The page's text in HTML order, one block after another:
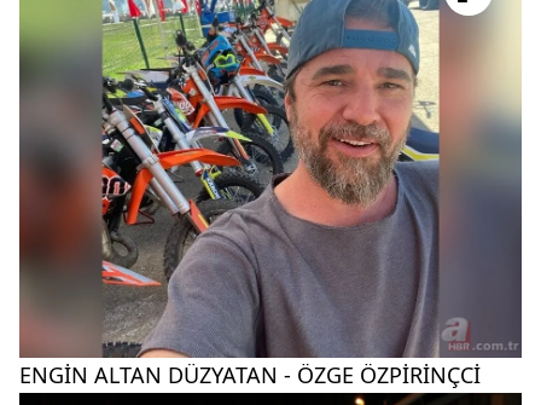
ENGİN ALTAN DÜZYATAN - ÖZGE ÖZPİRİNÇCİ